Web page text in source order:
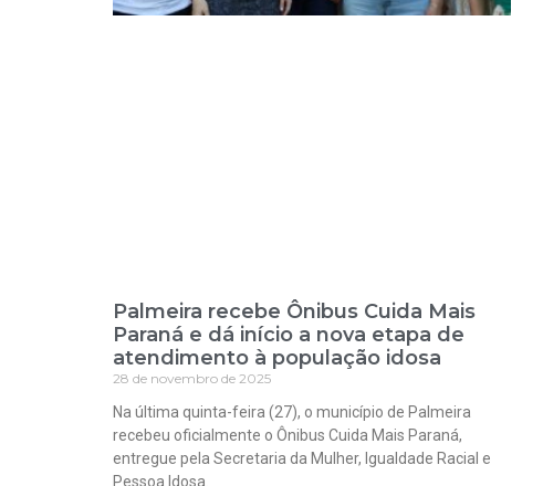
Palmeira recebe Ônibus Cuida Mais
Paraná e dá início a nova etapa de
atendimento à população idosa
28 de novembro de 2025
Na última quinta-feira (27), o município de Palmeira
recebeu oficialmente o Ônibus Cuida Mais Paraná,
entregue pela Secretaria da Mulher, Igualdade Racial e
Pessoa Idosa.